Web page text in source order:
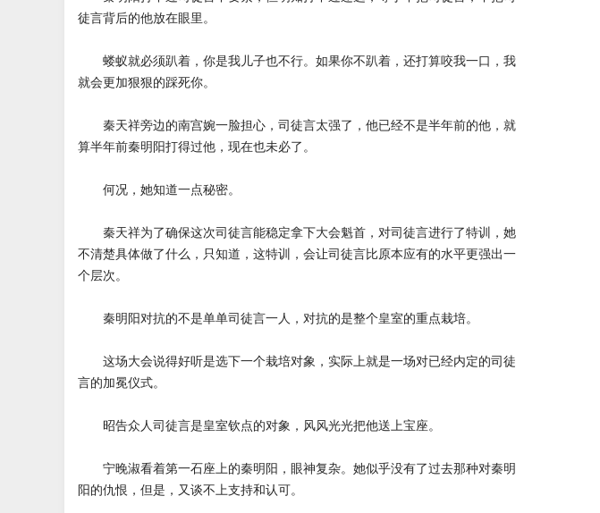
徒言背后的他放在眼里。
蝼蚁就必须趴着，你是我儿子也不行。如果你不趴着，还打算咬我一口，我
就会更加狠狠的踩死你。
秦天祥旁边的南宫婉一脸担心，司徒言太强了，他已经不是半年前的他，就
算半年前秦明阳打得过他，现在也未必了。
何况，她知道一点秘密。
秦天祥为了确保这次司徒言能稳定拿下大会魁首，对司徒言进行了特训，她
不清楚具体做了什么，只知道，这特训，会让司徒言比原本应有的水平更强出一
个层次。
秦明阳对抗的不是单单司徒言一人，对抗的是整个皇室的重点栽培。
这场大会说得好听是选下一个栽培对象，实际上就是一场对已经内定的司徒
言的加冕仪式。
昭告众人司徒言是皇室钦点的对象，风风光光把他送上宝座。
宁晚淑看着第一石座上的秦明阳，眼神复杂。她似乎没有了过去那种对秦明
阳的仇恨，但是，又谈不上支持和认可。